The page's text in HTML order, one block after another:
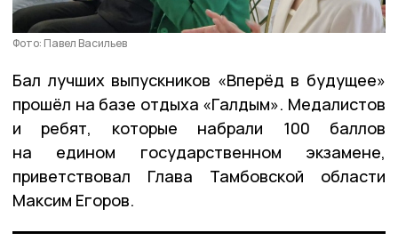
Фото: Павел Васильев
Бал лучших выпускников «Вперёд в будущее»
прошёл на базе отдыха «Галдым». Медалистов
и ребят, которые набрали 100 баллов
на едином государственном экзамене,
приветствовал Глава Тамбовской области
Максим Егоров.